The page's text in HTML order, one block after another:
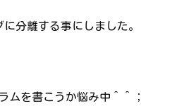
分離する事にしました。
ムを書こうか悩み中＾＾；